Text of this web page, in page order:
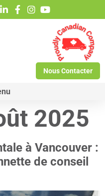
Nous Contacter
2025
à Vancouver :
de conseil